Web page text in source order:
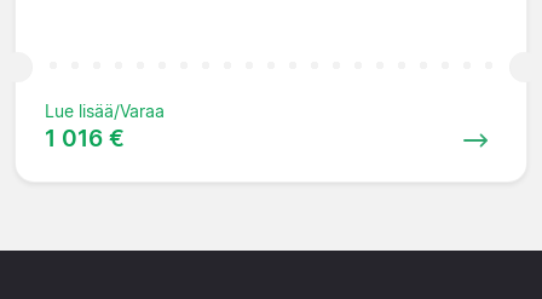
Lue lisää/Varaa
1 016 €